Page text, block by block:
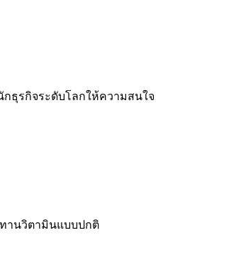
กธุรกิจระดับโลกให้ความสนใจ
ทานวิตามินแบบปกติ